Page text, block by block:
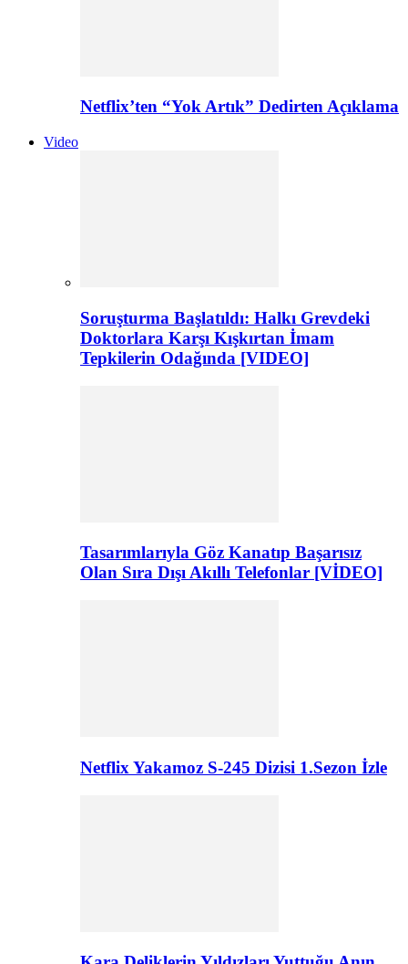
Netflix’ten “Yok Artık” Dedirten Açıklama
Video
Soruşturma Başlatıldı: Halkı Grevdeki
Doktorlara Karşı Kışkırtan İmam
Tepkilerin Odağında [VIDEO]
Tasarımlarıyla Göz Kanatıp Başarısız
Olan Sıra Dışı Akıllı Telefonlar [VİDEO]
Netflix Yakamoz S-245 Dizisi 1.Sezon İzle